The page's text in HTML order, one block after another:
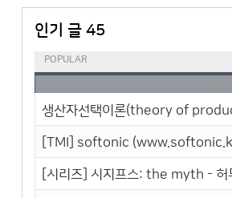
인기 글 45
POPULAR
생산자선택이론(theory of
[TMI] softonic
[시리즈] 시지프스: the myth - 허